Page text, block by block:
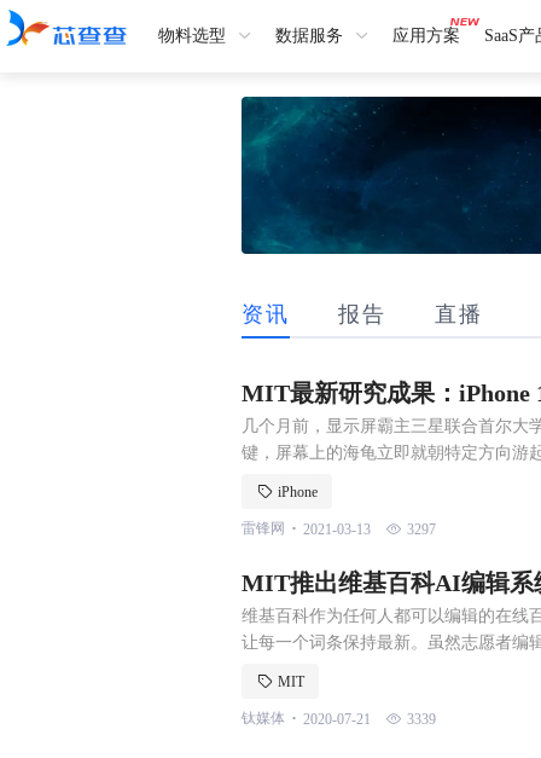
物料选型 数据服务 应用方案 SaaS
资讯 报告 直播
MIT最新研究成果：iPhone
几个月前，显示屏霸主三星联合首尔大
键，屏幕上的海龟立即就朝特定方向游
图！ 想要对一张图片上的任意物体进
iPhone
雷锋网 . 2021-03-13 3297
MIT推出维基百科AI编辑系
维基百科作为任何人都可以编辑的在线
让每一个词条保持最新。虽然志愿者编
院计算机科学和 AI 实验的博士生 Darsh
MIT
钛媒体 . 2020-07-21 3339